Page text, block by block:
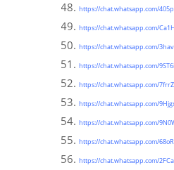
https://chat.whatsapp.com/
https://chat.whatsapp.com/
https://chat.whatsapp.com/
https://chat.whatsapp.com/
https://chat.whatsapp.com/
https://chat.whatsapp.com/
https://chat.whatsapp.com/
https://chat.whatsapp.com/
https://chat.whatsapp.com/